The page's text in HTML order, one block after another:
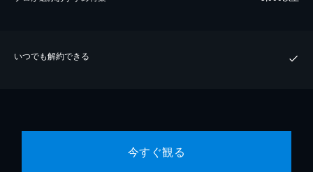
いつでも解約できる
今すぐ観る